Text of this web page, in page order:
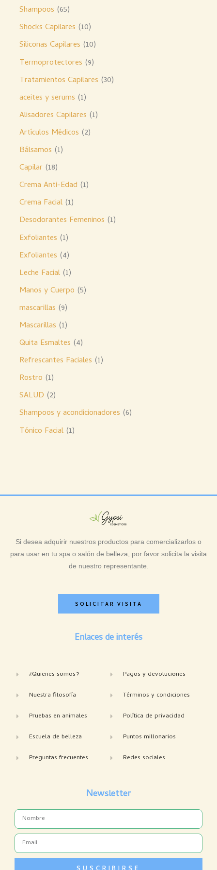
Shampoos 65
Shocks Capilares 10
Siliconas Capilares 10
Termoprotectores 9
Tratamientos Capilares 30
aceites y serums 1
Alisadores Capilares 1
Artículos Médicos 2
Bálsamos 1
Capilar 18
Crema Anti-Edad 1
Crema Facial 1
Desodorantes Femeninos 1
Exfoliantes 1
Exfoliantes 4
Leche Facial 1
Manos y Cuerpo 5
mascarillas 9
Mascarillas 1
Quita Esmaltes 4
Refrescantes Faciales 1
Rostro 1
SALUD 2
Shampoos y acondicionadores 6
Tónico Facial 1
Si desea adquirir nuestros productos para comercializarlos o
para usar en tu spa o salón de belleza, por favor solicita la visita
de nuestro representante.
SOLICITAR VISITA
Enlaces de interés
¿Quienes somos?
Nuestra filosofía
Pruebas en animales
Escuela de belleza
Preguntas frecuentes
Pagos y devoluciones
Términos y condiciones
Política de privacidad
Puntos millonarios
Redes sociales
Newsletter
Name
Email
SUSCRIBIRSE